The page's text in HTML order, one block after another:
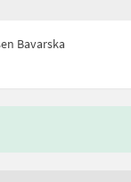
Bavarska